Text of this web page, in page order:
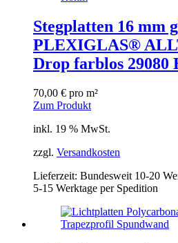
Stegplatten 16 mm
PLEXIGLAS®
Drop farblos 29080
70,00 € pro m²
Zum Produkt
inkl. 19 % MwSt.
zzgl. Versandkosten
Lieferzeit: Bundesweit 10-20
5-15 Werktage per Spedition